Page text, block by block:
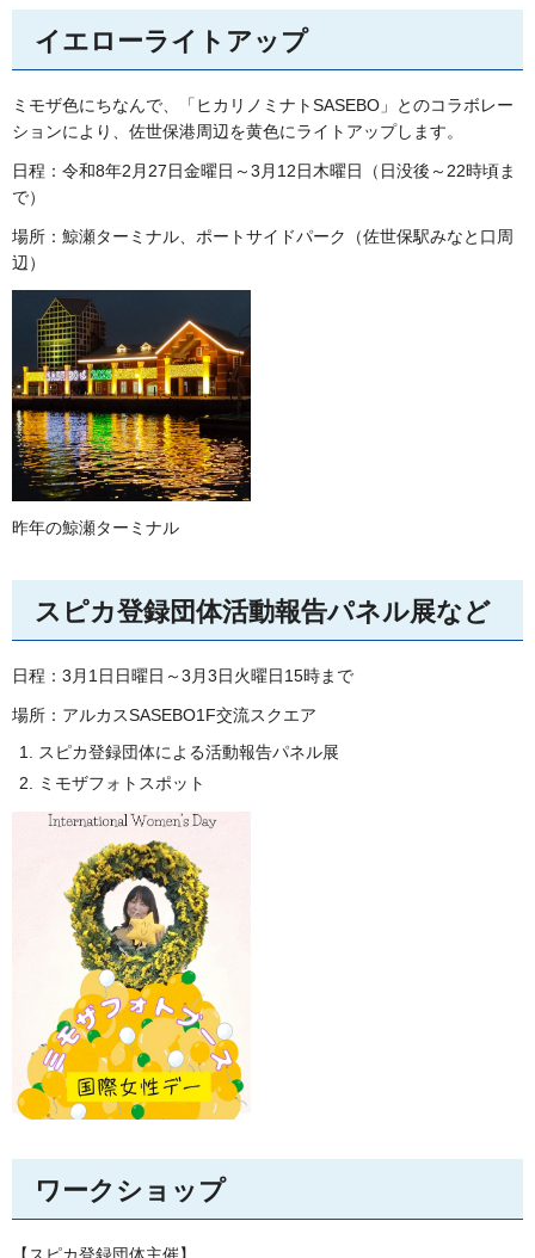
イエローライトアップ
ミモザ色にちなんで、「ヒカリノミナトSASEBO」とのコラボレー
ションにより、佐世保港周辺を黄色にライトアップします。
日程：令和8年2月27日金曜日～3月12日木曜日（日没後～22時頃ま
で）
場所：鯨瀬ターミナル、ポートサイドパーク（佐世保駅みなと口周
辺）
昨年の鯨瀬ターミナル
スピカ登録団体活動報告パネル展など
日程：3月1日日曜日～3月3日火曜日15時まで
場所：アルカスSASEBO1F交流スクエア
スピカ登録団体による活動報告パネル展
ミモザフォトスポット
ワークショップ